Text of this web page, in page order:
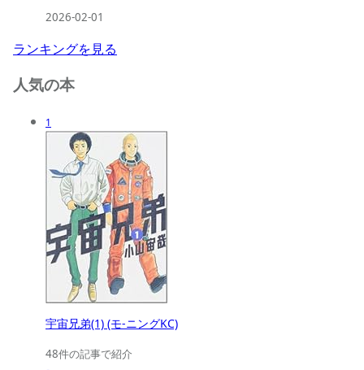
2026-02-01
ランキングを見る
人気の本
1
宇宙兄弟(1) (モ-ニングKC)
48件の記事で紹介